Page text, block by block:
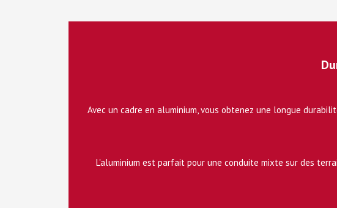
Avec un cadre en aluminium, vous obtenez une longue
L'aluminium est parfait pour une conduite mixte sur des